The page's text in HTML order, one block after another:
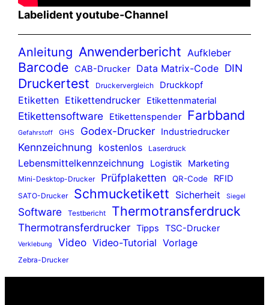
Labelident youtube-Channel
Anleitung Anwenderbericht Aufkleber
Barcode CAB-Drucker Data Matrix-Code DIN
Druckertest Druckervergleich Druckkopf
Etiketten Etikettendrucker Etikettenmaterial
Etikettensoftware Etikettenspender Farbband
Gefahrstoff GHS Godex-Drucker Industriedrucker
Kennzeichnung kostenlos Laserdruck
Lebensmittelkennzeichnung Logistik Marketing
Mini-Desktop-Drucker Prüfplaketten QR-Code RFID
SATO-Drucker Schmucketikett Sicherheit Siegel
Software Testbericht Thermotransferdruck
Thermotransferdrucker Tipps TSC-Drucker
Verklebung Video Video-Tutorial Vorlage
Zebra-Drucker